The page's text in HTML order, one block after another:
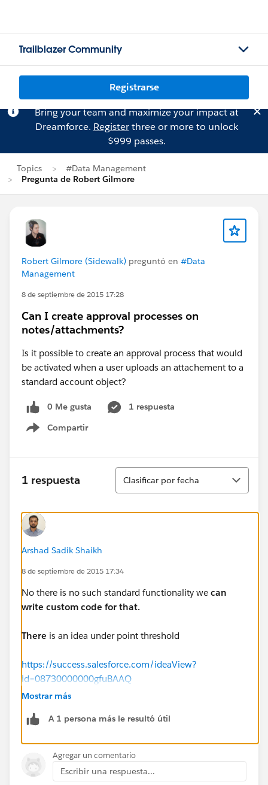
Trailblazer Community
Registrarse
Bring your team and maximize your impact at
Dreamforce. Registerthree or more to unlock
$999 passes.
Topics
#Data Management
Pregunta de Robert Gilmore
Robert Gilmore (Sidewalk) preguntó en #Data
Management
8 de septiembre de 2015 17:28
Can I create approval processes on
notes/attachments?
Is it possible to create an approval process that would
be activated when a user uploads an attachement to a
standard account object?
0 Me gusta
1 respuesta
Compartir
Show menu
1 respuesta
Ordenar
Clasificar por fecha
Arshad Sadik Shaikh
8 de septiembre de 2015 17:34
No there is no such standard functionality we can
write custom code for that.
There is an idea under point threshold
https://success.salesforce.com/ideaView?
id=08730000000gfuBAAQ
Mostrar más
A 1 persona más le resultó útil
Agregar un comentario
Escribir una respuesta...